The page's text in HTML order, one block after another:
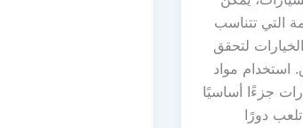
التي تتناسب
لتحقق
استخدام مواد
جزءًا أساسيًا
دورًا